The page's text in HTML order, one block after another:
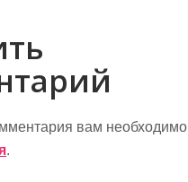
вам необходимо
.